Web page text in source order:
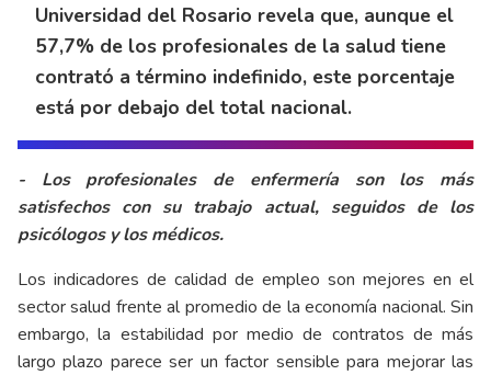
Universidad del Rosario revela que, aunque el
57,7% de los profesionales de la salud tiene
contrató a término indefinido, este porcentaje
está por debajo del total nacional.
- Los profesionales de enfermería son los más
satisfechos con su trabajo actual, seguidos de los
psicólogos y los médicos.
Los indicadores de calidad de empleo son mejores en el
sector salud frente al promedio de la economía nacional. Sin
embargo, la estabilidad por medio de contratos de más
largo plazo parece ser un factor sensible para mejorar las